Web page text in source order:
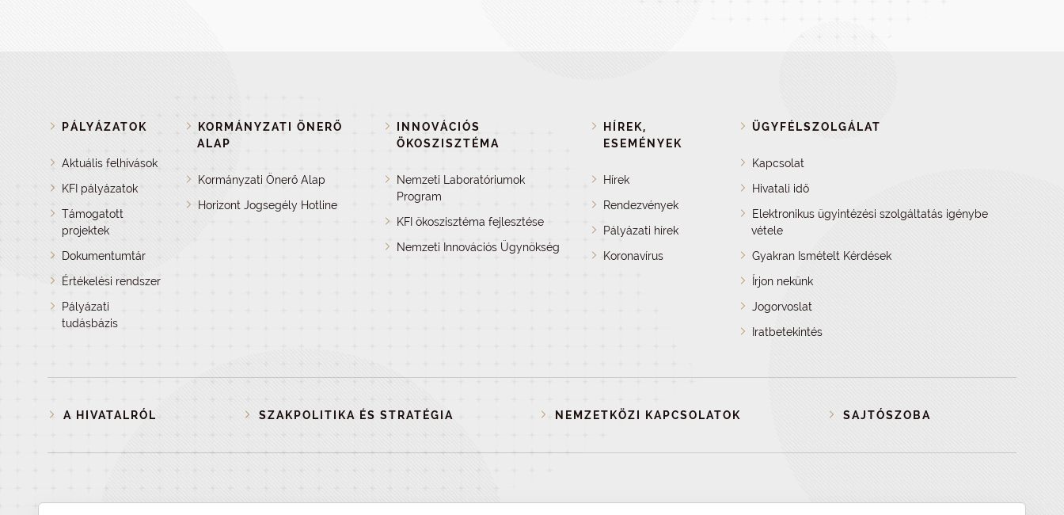
PÁLYÁZATOK
Aktuális felhívások
KFI pályázatok
Támogatott
projektek
Dokumentumtár
Értékelési rendszer
Pályázati
tudásbázis
KORMÁNYZATI ÖNERŐ
ALAP
Kormányzati Önerő Alap
Horizont Jogsegély Hotline
INNOVÁCIÓS
ÖKOSZISZTÉMA
Nemzeti Laboratóriumok
Program
KFI ökoszisztéma fejlesztése
Nemzeti Innovációs Ügynökség
HÍREK,
ESEMÉNYEK
Hírek
Rendezvények
Pályázati hírek
Koronavírus
ÜGYFÉLSZOLGÁLAT
Kapcsolat
Hivatali idő
Elektronikus ügyintézési szolgáltatás igénybe
vétele
Gyakran Ismételt Kérdések
Írjon nekünk
Jogorvoslat
Iratbetekintés
A HIVATALRÓL SZAKPOLITIKA ÉS STRATÉGIA NEMZETKÖZI KAPCSOLATOK SAJTÓSZOBA